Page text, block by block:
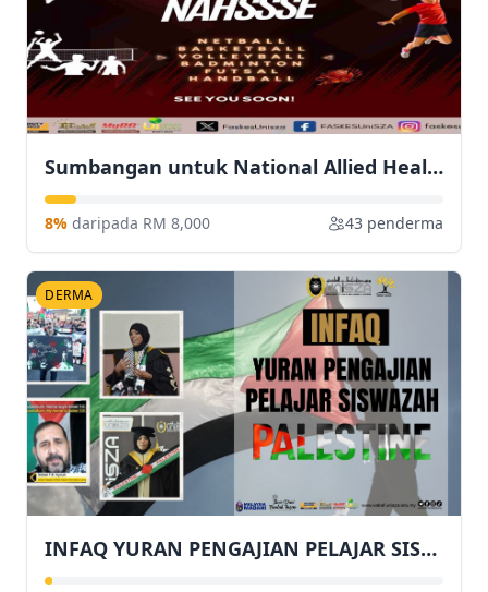
Sumbangan untuk National Allied Health Science Students Sport Event (NAHSSSE)
8% daripada RM 8,000 43 penderma
DERMA
INFAQ YURAN PENGAJIAN PELAJAR SISWAZAH PALESTINE